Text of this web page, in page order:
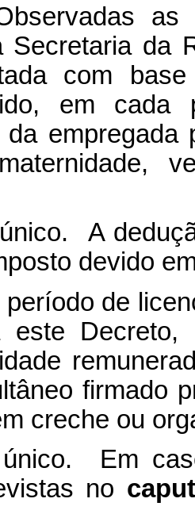
as
Secretaria da
com
em
da
A
devido
de
Decreto,
firmado
creche ou
único. Em
no caput